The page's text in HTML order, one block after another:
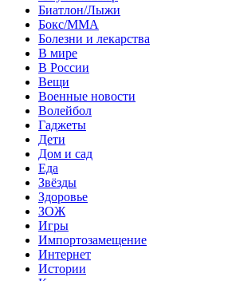
Биатлон/Лыжи
Бокс/MMA
Болезни и лекарства
В мире
В России
Вещи
Военные новости
Волейбол
Гаджеты
Дети
Дом и сад
Еда
Звёзды
Здоровье
ЗОЖ
Игры
Импортозамещение
Интернет
Истории